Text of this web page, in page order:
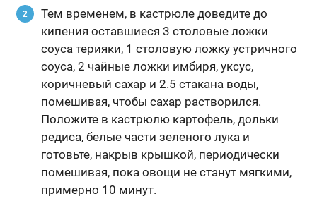
Тем временем, в кастрюле доведите до
кипения оставшиеся 3 столовые ложки
соуса терияки, 1 столовую ложку устричного
соуса, 2 чайные ложки имбиря, уксус,
коричневый сахар и 2.5 стакана воды,
помешивая, чтобы сахар растворился.
Положите в кастрюлю картофель, дольки
редиса, белые части зеленого лука и
готовьте, накрыв крышкой, периодически
помешивая, пока овощи не станут мягкими,
примерно 10 минут.